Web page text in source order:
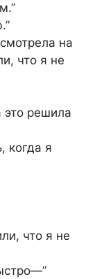
на
что я не
это решила
когда я
что я не